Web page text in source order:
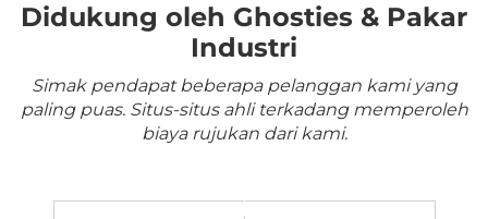
Didukung oleh Ghosties & Pakar
Industri
Simak pendapat beberapa pelanggan kami yang
paling puas. Situs-situs ahli terkadang memperoleh
biaya rujukan dari kami.